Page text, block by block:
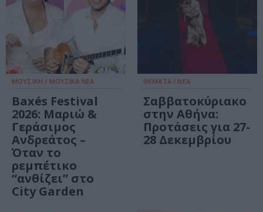
ΜΟΥΣΙΚΗ / ΜΟΥΣΙΚΑ ΝΕΑ
Baxés Festival
2026: Μαριώ &
Γεράσιμος
Ανδρεάτος –
Όταν το
ρεμπέτικο
“ανθίζει” στο
City Garden
ΘΕΜΑΤΑ / ΝΕΑ
Σαββατοκύριακο
στην Αθήνα:
Προτάσεις για 27-
28 Δεκεμβρίου